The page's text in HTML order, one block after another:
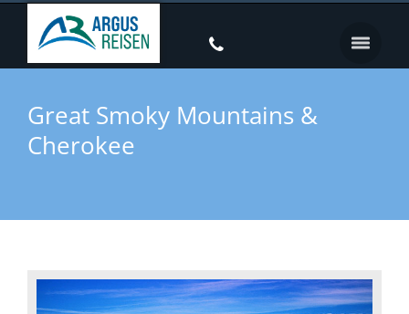
Great Smoky Mountains &
Cherokee